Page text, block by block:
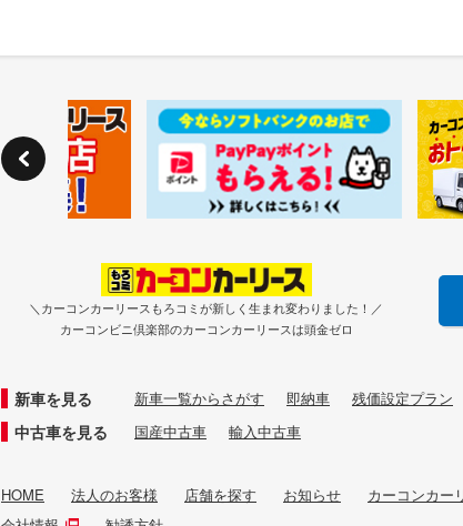
＼カーコンカーリースもろコミが新しく生まれ変わりました！／
カーコンビニ倶楽部のカーコンカーリースは頭金ゼロ
新車を見る 新車一覧からさがす 即納車 残価設定プラン
中古車を見る 国産中古車 輸入中古車
HOME 法人のお客様 店舗を探す お知らせ カーコンカー